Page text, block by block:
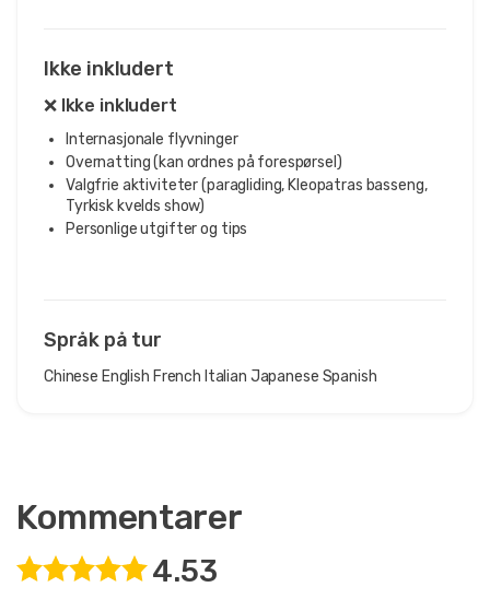
Ikke inkludert
❌ Ikke inkludert
Internasjonale flyvninger
Overnatting (kan ordnes på forespørsel)
Valgfrie aktiviteter (paragliding, Kleopatras basseng,
Tyrkisk kvelds show)
Personlige utgifter og tips
Språk på tur
Chinese English French Italian Japanese Spanish
Kommentarer
4.53